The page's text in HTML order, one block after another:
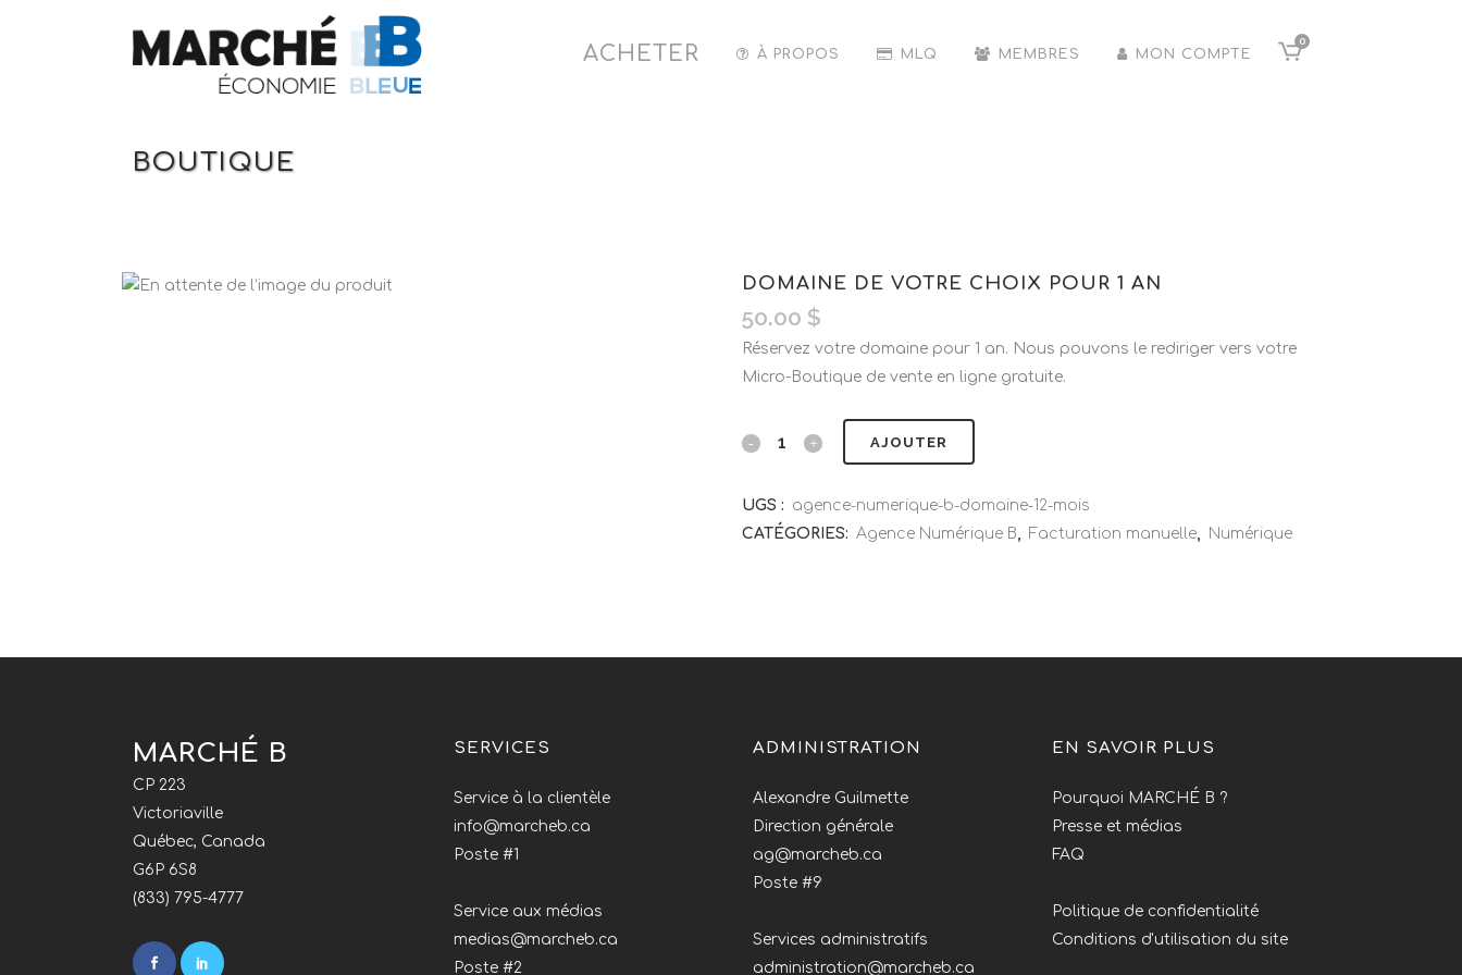
0
ACHETER À PROPOS MLQ MEMBRES MON COMPTE
BOUTIQUE
DOMAINE DE VOTRE CHOIX POUR 1 AN
50.00 $
Réservez votre domaine pour 1 an. Nous pouvons le rediriger vers votre
Micro-Boutique de vente en ligne gratuite.
AJOUTER
UGS : agence-numerique-b-domaine-12-mois
CATÉGORIES: Agence Numérique B, Facturation manuelle, Numérique
MARCHÉ B
CP 223
Victoriaville
Québec, Canada
G6P 6S8
(833) 795-4777
SERVICES
Service à la clientèle
info@marcheb.ca
Poste #1
Service aux médias
medias@marcheb.ca
Poste #2
ADMINISTRATION
Alexandre Guilmette
Direction générale
ag@marcheb.ca
Poste #9
Services administratifs
administration@marcheb.ca
EN SAVOIR PLUS
Pourquoi MARCHÉ B ?
Presse et médias
FAQ
Politique de confidentialité
Conditions d'utilisation du site